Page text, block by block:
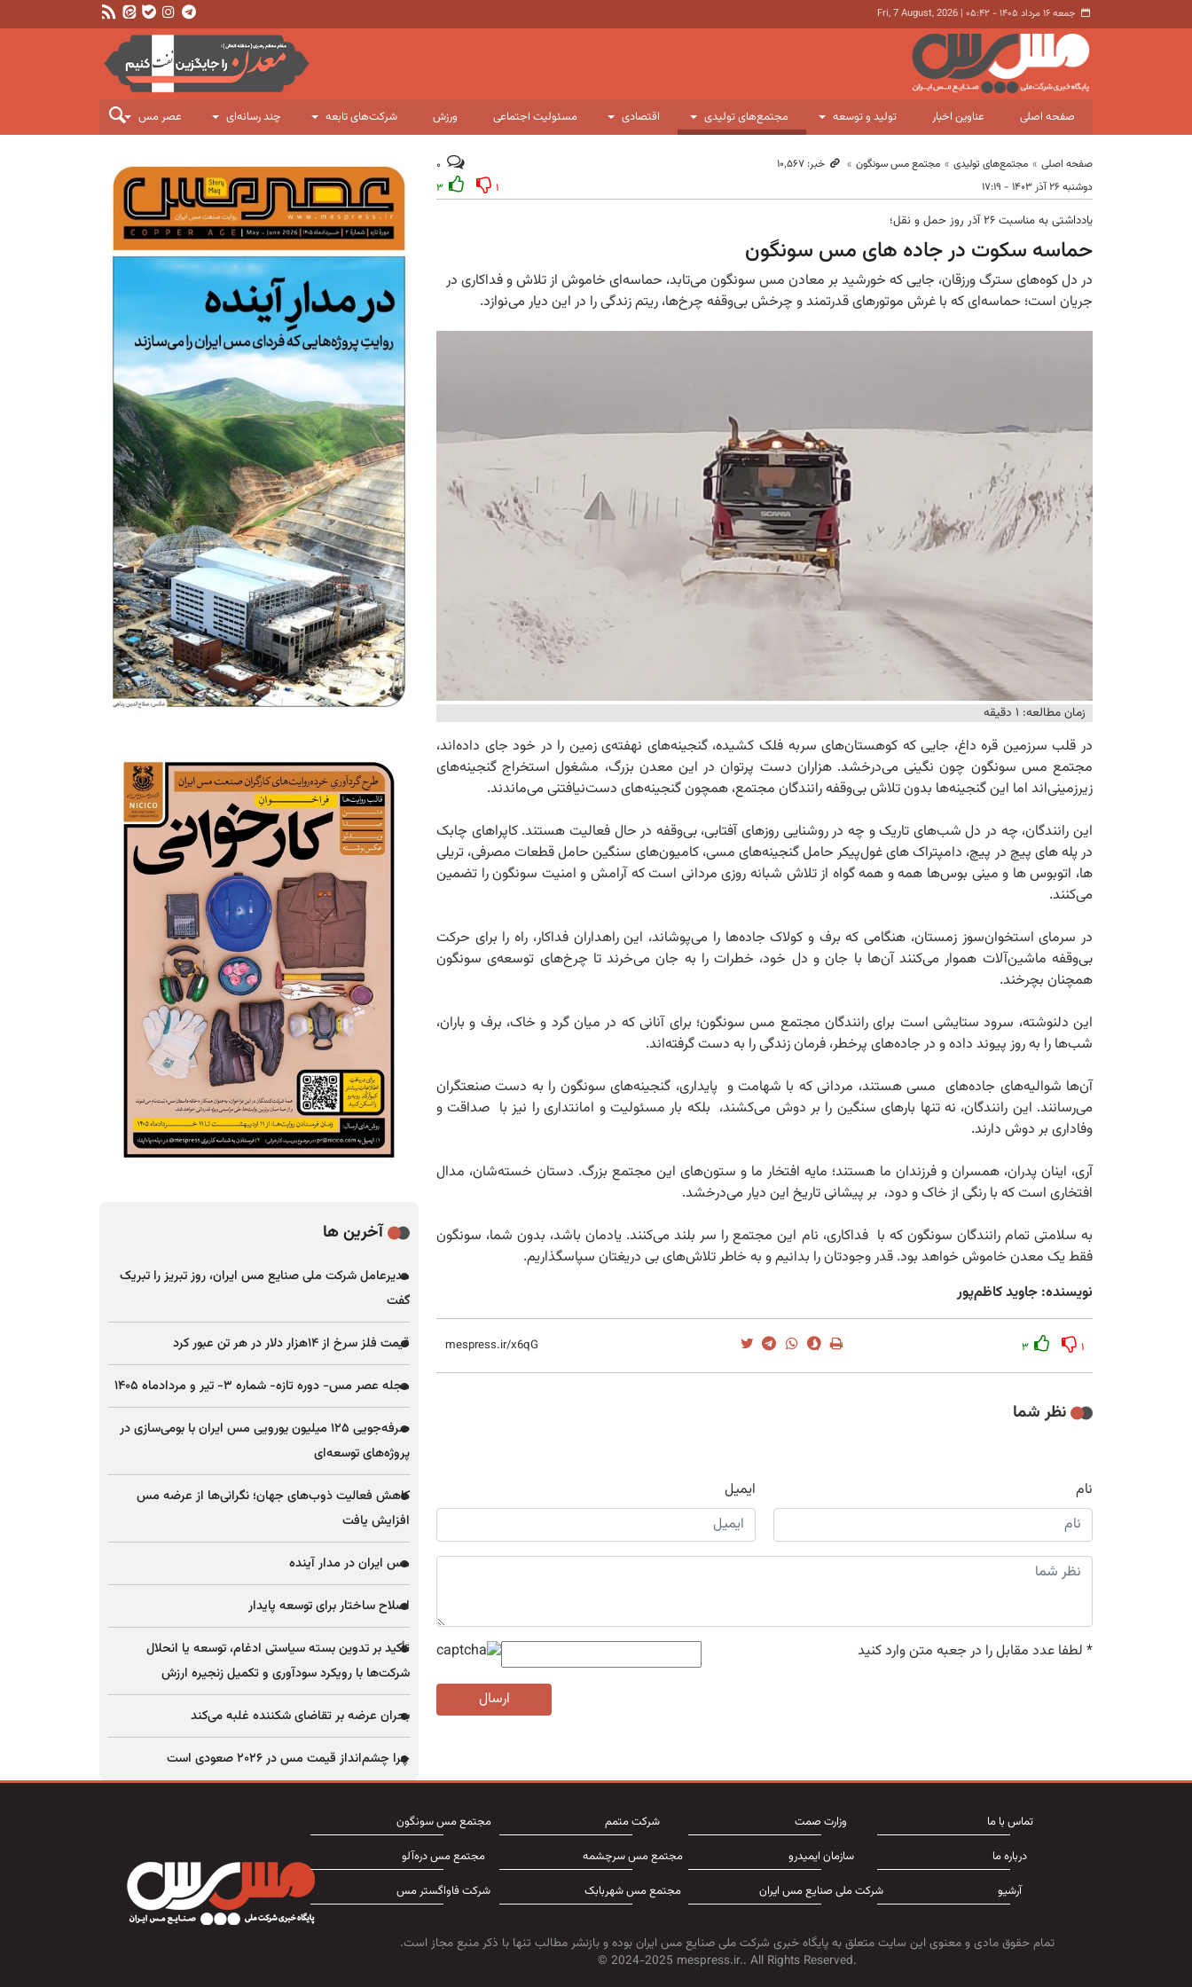
جمعه ۱۶ مرداد ۱۴۰۵ - ۰۵:۴۲ |
Fri, 7 August, 2026
صفحه اصلی عناوین اخبار تولید و توسعه مجتمع‌های تولیدی اقتصادی مسئولیت اجتماعی ورزش شرکت‌های تابعه چند رسانه‌ای عصر مس
صفحه اصلی مجتمع‌های تولیدی مجتمع مس سونگون خبر: ۱۰٬۵۶۷
دوشنبه ۲۶ آذر ۱۴۰۳ - ۱۷:۱۹
۱ ۳
یادداشتی به مناسبت ۲۶ آذر روز حمل و نقل؛
حماسه سکوت در جاده های مس سونگون
زمان مطالعه: ۱ دقیقه
در دل کوه‌های سترگ ورزقان، جایی که خورشید بر معادن مس سونگون می‌تابد، حماسه‌ای خاموش از تلاش و فداکاری در
جریان است؛ حماسه‌ای که با غرش موتورهای قدرتمند و چرخش بی‌وقفه چرخ‌ها، ریتم زندگی را در این دیار می‌نوازد.
در قلب سرزمین قره داغ، جایی که کوهستان‌های سربه فلک کشیده، گنجینه‌های نهفته‌ی زمین را در خود جای داده‌اند،
مجتمع مس سونگون چون نگینی می‌درخشد. هزاران دست پرتوان در این معدن بزرگ، مشغول استخراج گنجینه‌های
زیرزمینی‌اند اما این گنجینه‌ها بدون تلاش بی‌وقفه رانندگان مجتمع، همچون گنجینه‌های دست‌نیافتنی می‌ماندند.
این رانندگان، چه در دل شب‌های تاریک و چه در روشنایی روزهای آفتابی، بی‌وقفه در حال فعالیت هستند. کاپراهای چابک
در پله های پیچ در پیچ، دامپتراک های غول‌پیکر حامل گنجینه‌های مسی، کامیون‌های سنگین حامل قطعات مصرفی، تریلی
ها، اتوبوس ها و مینی بوس‌ها همه و همه گواه از تلاش شبانه روزی مردانی است که آرامش و امنیت سونگون را تضمین
می‌کنند.
در سرمای استخوان‌سوز زمستان، هنگامی که برف و کولاک جاده‌ها را می‌پوشاند، این راهداران فداکار، راه را برای حرکت
بی‌وقفه ماشین‌آلات هموار می‌کنند آن‌ها با جان و دل خود، خطرات را به جان می‌خرند تا چرخ‌های توسعه‌ی سونگون
همچنان بچرخند.
این دلنوشته، سرود ستایشی است برای رانندگان مجتمع مس سونگون؛ برای آنانی که در میان گرد و خاک، برف و باران،
شب‌ها را به روز پیوند داده و در جاده‌های پرخطر، فرمان زندگی را به دست گرفته‌اند.
آن‌ها شوالیه‌های جاده‌های مسی هستند، مردانی که با شهامت و پایداری، گنجینه‌های سونگون را به دست صنعتگران
می‌رسانند. این رانندگان، نه تنها بارهای سنگین را بر دوش می‌کشند، بلکه بار مسئولیت و امانتداری را نیز با صداقت و
وفاداری بر دوش دارند.
آری، اینان پدران، همسران و فرزندان ما هستند؛ مایه افتخار ما و ستون‌های این مجتمع بزرگ. دستان خسته‌شان، مدال
افتخاری است که با رنگی از خاک و دود، بر پیشانی تاریخ این دیار می‌درخشد.
به سلامتی تمام رانندگان سونگون که با فداکاری، نام این مجتمع را سر بلند می‌کنند. یادمان باشد، بدون شما، سونگون
فقط یک معدن خاموش خواهد بود. قدر وجودتان را بدانیم و به خاطر تلاش‌های بی دریغتان سپاسگذاریم.
نویسنده: جاوید کاظم‌پور
۱ ۳
نظر شما
نام ایمیل
* لطفا عدد مقابل را در جعبه متن وارد کنید
ارسال
آخرین ها
مدیرعامل شرکت ملی صنایع مس ایران، روز تبریز را تبریک
گفت
قیمت فلز سرخ از ۱۴هزار دلار در هر تن عبور کرد
مجله عصر مس- دوره تازه- شماره ۳- تیر و مردادماه ۱۴۰۵
صرفه‌جویی ۱۲۵ میلیون یورویی مس ایران با بومی‌سازی در
پروژه‌های توسعه‌ای
کاهش فعالیت ذوب‌های جهان؛ نگرانی‌ها از عرضه مس
افزایش یافت
مس ایران در مدار آینده
اصلاح ساختار برای توسعه پایدار
تأکید بر تدوین بسته سیاستی ادغام، توسعه یا انحلال
شرکت‌ها با رویکرد سودآوری و تکمیل زنجیره ارزش
بحران عرضه بر تقاضای شکننده غلبه می‌کند
چرا چشم‌انداز قیمت مس در ۲۰۲۶ صعودی است
تماس با ما
درباره ما
آرشیو
وزارت صمت
سازمان ایمیدرو
شرکت ملی صنایع مس ایران
شرکت متمم
مجتمع مس سرچشمه
مجتمع مس شهربابک
مجتمع مس سونگون
مجتمع مس دره‌آلو
شرکت فاواگستر مس
تمام حقوق مادی و معنوی این سایت متعلق به پایگاه خبری شرکت ملی صنایع مس ایران بوده و بازنشر مطالب تنها با ذکر منبع مجاز است.
© 2024-2025 mespress.ir.. All Rights Reserved.